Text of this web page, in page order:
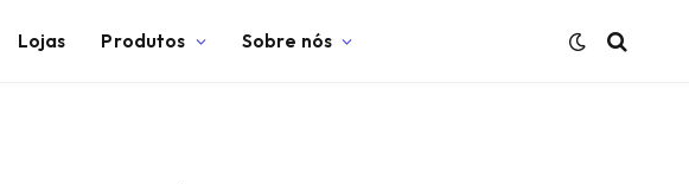
Lojas Produtos Sobre nós